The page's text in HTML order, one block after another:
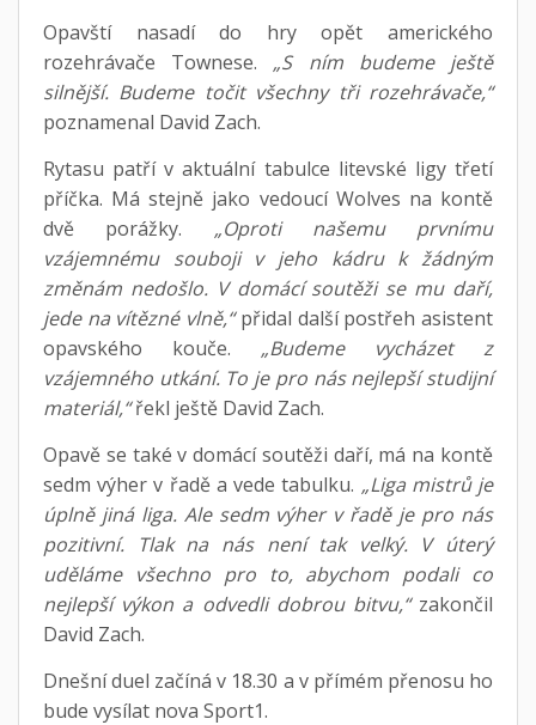
Opavští nasadí do hry opět amerického
rozehrávače Townese. „S ním budeme ještě
silnější. Budeme točit všechny tři rozehrávače,“
poznamenal David Zach.
Rytasu patří v aktuální tabulce litevské ligy třetí
příčka. Má stejně jako vedoucí Wolves na kontě
dvě porážky. „Oproti našemu prvnímu
vzájemnému souboji v jeho kádru k žádným
změnám nedošlo. V domácí soutěži se mu daří,
jede na vítězné vlně,“přidal další postřeh asistent
opavského kouče. „Budeme vycházet z
vzájemného utkání. To je pro nás nejlepší studijní
materiál,“řekl ještě David Zach.
Opavě se také v domácí soutěži daří, má na kontě
sedm výher v řadě a vede tabulku. „Liga mistrů je
úplně jiná liga. Ale sedm výher v řadě je pro nás
pozitivní. Tlak na nás není tak velký. V úterý
uděláme všechno pro to, abychom podali co
nejlepší výkon a odvedli dobrou bitvu,“zakončil
David Zach.
Dnešní duel začíná v 18.30 a v přímém přenosu ho
bude vysílat nova Sport1.